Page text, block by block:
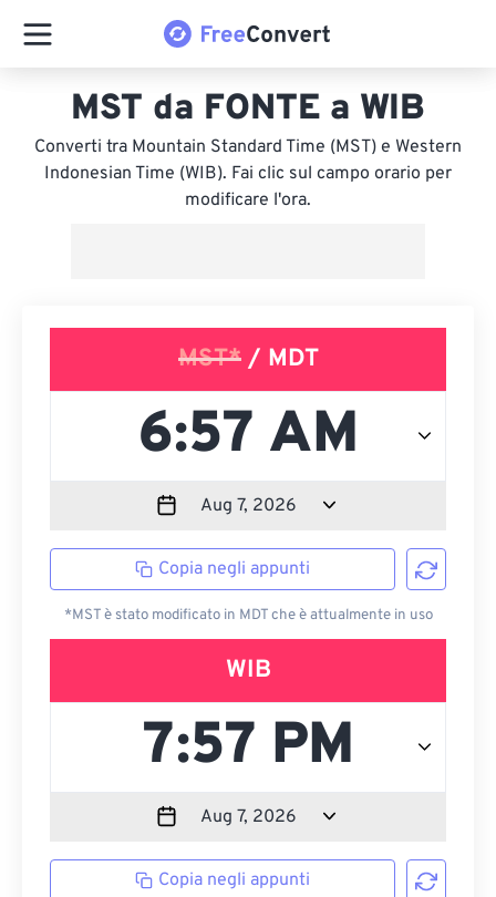
MST da FONTE a WIB
Converti tra Mountain Standard Time (MST) e Western
Indonesian Time (WIB). Fai clic sul campo orario per
modificare l'ora.
MST*/ MDT
Copia negli appunti
*MST è stato modificato in MDT che è attualmente in uso
WIB
Copia negli appunti